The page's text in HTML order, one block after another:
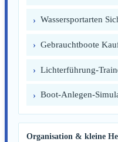
Wassersportarten
Gebrauchtboote
Lichterführung-
Boot-Anlegen-
Organisation & kleine